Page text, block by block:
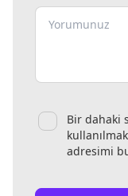
Bir dahaki
adresimi